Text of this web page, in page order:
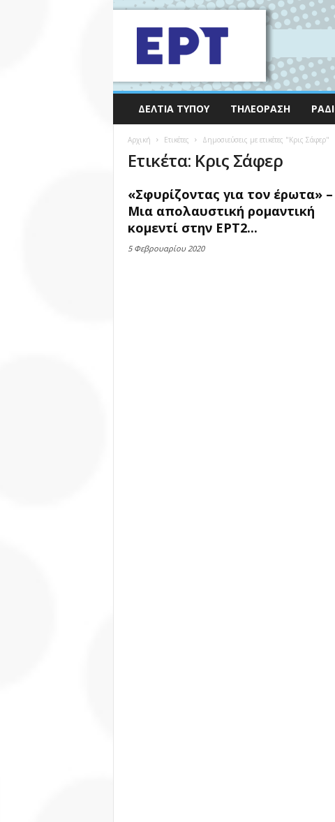
ΔΕΛΤΊΑ ΤΎΠΟΥ ΤΗΛΕΌΡΑΣΗ
Αρχική Ετικέτες Δημοσιεύσεις με ετικέτες "Κρις Σάφερ"
Ετικέτα: Κρις Σάφερ
«Σφυρίζοντας για τον έρωτα» –
Μια απολαυστική ρομαντική
κομεντί στην ΕΡΤ2...
5 Φεβρουαρίου 2020